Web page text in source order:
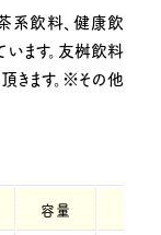
系飲料、健康飲
ます。 友桝飲料
ます。※その他
容量